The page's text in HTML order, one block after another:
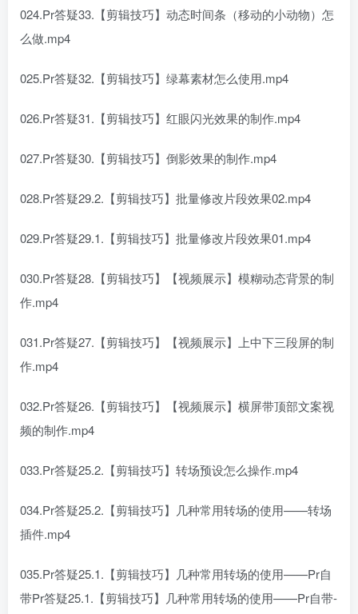
024.Pr答疑33.【剪辑技巧】动态时间条（移动的小动物）怎
么做.mp4
025.Pr答疑32.【剪辑技巧】绿幕素材怎么使用.mp4
026.Pr答疑31.【剪辑技巧】红眼闪光效果的制作.mp4
027.Pr答疑30.【剪辑技巧】倒影效果的制作.mp4
028.Pr答疑29.2.【剪辑技巧】批量修改片段效果02.mp4
029.Pr答疑29.1.【剪辑技巧】批量修改片段效果01.mp4
030.Pr答疑28.【剪辑技巧】【视频展示】模糊动态背景的制
作.mp4
031.Pr答疑27.【剪辑技巧】【视频展示】上中下三段屏的制
作.mp4
032.Pr答疑26.【剪辑技巧】【视频展示】横屏带顶部文案视
频的制作.mp4
033.Pr答疑25.2.【剪辑技巧】转场预设怎么操作.mp4
034.Pr答疑25.2.【剪辑技巧】几种常用转场的使用——转场
插件.mp4
035.Pr答疑25.1.【剪辑技巧】几种常用转场的使用——Pr自
带Pr答疑25.1.【剪辑技巧】几种常用转场的使用——Pr自带-